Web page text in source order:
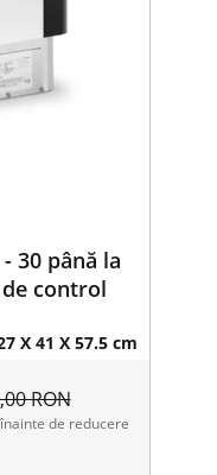
30 până la
de control
X 41 X 57.5 cm
RON
de reducere